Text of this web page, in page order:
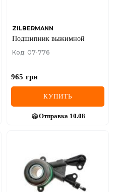
ZILBERMANN
Подшипник выжимной
Код: 07-776
965 грн
КУПИТЬ
Отправка 10.08